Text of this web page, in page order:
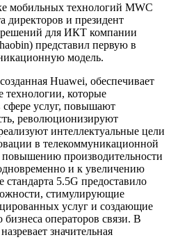
мобильных технологий MWC
директоров и президент
решений для ИКТ компании
представил первую в
модель.
Huawei, обеспечивает
технологии, которые
услуг, повышают
революционизируют
интеллектуальные цели
в телекоммуникационной
повышению производительности
и к увеличению
5.5G предоставило
стимулирующие
услуг и создающие
операторов связи. В
значительная